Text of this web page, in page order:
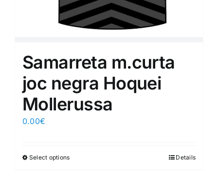
Samarreta m.curta
joc negra Hoquei
Mollerussa
0.00€
Select options Details